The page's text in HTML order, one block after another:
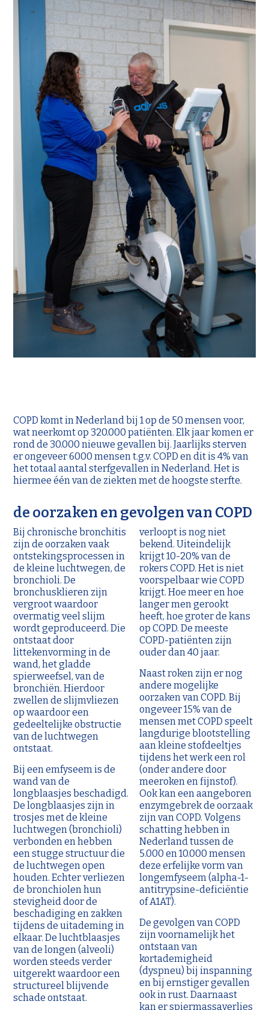
COPD komt in Nederland bij 1 op de 50 mensen voor,
wat neerkomt op 320.000 patiënten. Elk jaar komen er
rond de 30.000 nieuwe gevallen bij. Jaarlijks sterven
er ongeveer 6000 mensen t.g.v. COPD en dit is 4% van
het totaal aantal sterfgevallen in Nederland. Het is
hiermee één van de ziekten met de hoogste sterfte.
de oorzaken en gevolgen van COPD
Bij chronische bronchitis
zijn de oorzaken vaak
ontstekingsprocessen in
de kleine luchtwegen, de
bronchioli. De
bronchusklieren zijn
vergroot waardoor
overmatig veel slijm
wordt geproduceerd. Die
ontstaat door
littekenvorming in de
wand, het gladde
spierweefsel, van de
bronchiën. Hierdoor
zwellen de slijmvliezen
op waardoor een
gedeeltelijke obstructie
van de luchtwegen
ontstaat.
Bij een emfyseem is de
wand van de
longblaasjes beschadigd.
De longblaasjes zijn in
trosjes met de kleine
luchtwegen (bronchioli)
verbonden en hebben
een stugge structuur die
de luchtwegen open
houden. Echter verliezen
de bronchiolen hun
stevigheid door de
beschadiging en zakken
tijdens de uitademing in
elkaar. De luchtblaasjes
van de longen (alveoli)
worden steeds verder
uitgerekt waardoor een
structureel blijvende
schade ontstaat.
verloopt is nog niet
bekend. Uiteindelijk
krijgt 10-20% van de
rokers COPD. Het is niet
voorspelbaar wie COPD
krijgt. Hoe meer en hoe
langer men gerookt
heeft, hoe groter de kans
op COPD. De meeste
COPD-patiënten zijn
ouder dan 40 jaar.
Naast roken zijn er nog
andere mogelijke
oorzaken van COPD. Bij
ongeveer 15% van de
mensen met COPD speelt
langdurige blootstelling
aan kleine stofdeeltjes
tijdens het werk een rol
(onder andere door
meeroken en fijnstof).
Ook kan een aangeboren
enzymgebrek de oorzaak
zijn van COPD. Volgens
schatting hebben in
Nederland tussen de
5.000 en 10.000 mensen
deze erfelijke vorm van
longemfyseem (alpha-1-
antitrypsine-deficiëntie
of A1AT).
De gevolgen van COPD
zijn voornamelijk het
ontstaan van
kortademigheid
(dyspneu) bij inspanning
en bij ernstiger gevallen
ook in rust. Daarnaast
kan er spiermassaverlies